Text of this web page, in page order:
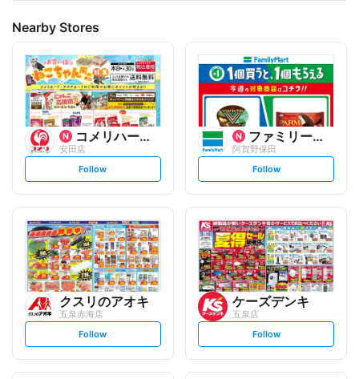
Nearby Stores
コメリハード&グリーン
安田店
s
l
o
w
Follow
ファミリーマート
阿賀野保田
s
l
o
w
Follow
クスリのアオキ
五泉赤海店
s
Follow
ケーズデンキ
五泉店
s
Follow